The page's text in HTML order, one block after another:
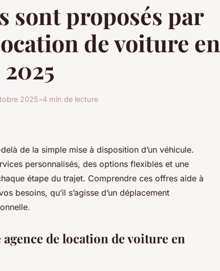
sont proposés par
de voiture en
2025
2025•4 min de lecture
de la simple mise à disposition d’un véhicule.
personnalisés, des options flexibles et une
étape du trajet. Comprendre ces offres aide à
besoins, qu’il s’agisse d’un déplacement
de location de voiture en